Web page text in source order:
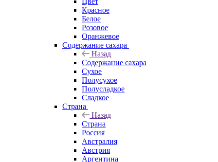
Красное
Белое
Розовое
Оранжевое
Содержание сахара
Назад
Содержание сахара
Сухое
Полусухое
Полусладкое
Сладкое
Страна
Назад
Страна
Россия
Австралия
Австрия
Аргентина